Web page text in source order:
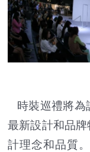
時裝巡禮將為
最新設計和品
計理念和品質